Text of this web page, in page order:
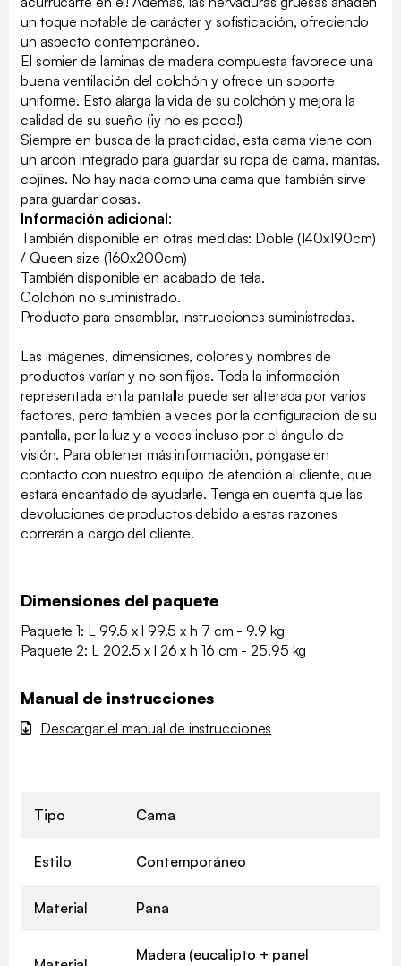
un toque notable de carácter y sofisticación, ofreciendo
un aspecto contemporáneo.
El somier de láminas de madera compuesta favorece una
buena ventilación del colchón y ofrece un soporte
uniforme. Esto alarga la vida de su colchón y mejora la
calidad de su sueño (¡y no es poco!)
Siempre en busca de la practicidad, esta cama viene con
un arcón integrado para guardar su ropa de cama, mantas,
cojines. No hay nada como una cama que también sirve
para guardar cosas.
Información adicional:
También disponible en otras medidas: Doble (140x190cm)
/ Queen size (160x200cm)
También disponible en acabado de tela.
Colchón no suministrado.
Producto para ensamblar, instrucciones suministradas.
Las imágenes, dimensiones, colores y nombres de
productos varían y no son fijos. Toda la información
representada en la pantalla puede ser alterada por varios
factores, pero también a veces por la configuración de su
pantalla, por la luz y a veces incluso por el ángulo de
visión. Para obtener más información, póngase en
contacto con nuestro equipo de atención al cliente, que
estará encantado de ayudarle. Tenga en cuenta que las
devoluciones de productos debido a estas razones
correrán a cargo del cliente.
Dimensiones del paquete
Paquete 1: L 99.5 x l 99.5 x h 7 cm - 9.9 kg
Paquete 2: L 202.5 x l 26 x h 16 cm - 25.95 kg
Manual de instrucciones
Descargar el manual de instrucciones
Tipo Cama
Estilo Contemporáneo
Material Pana
Madera (eucalipto + panel